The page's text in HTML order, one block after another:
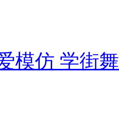
模仿 学街